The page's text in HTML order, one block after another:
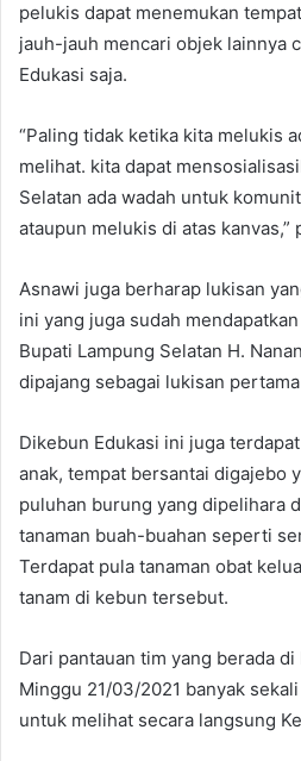
pelukis dapat menemukan
jauh-jauh mencari objek lainnya
Edukasi saja.
“Paling tidak ketika kita melukis
melihat. kita dapat
Selatan ada wadah untuk
ataupun melukis di atas kanvas,”
Asnawi juga berharap lukisan
ini yang juga sudah
Bupati Lampung Selatan H.
dipajang sebagai lukisan
Dikebun Edukasi ini juga
anak, tempat bersantai digajebo
puluhan burung yang dipelihara
tanaman buah-buahan seperti
Terdapat pula tanaman obat
tanam di kebun tersebut.
Dari pantauan tim yang berada
Minggu 21/03/2021 banyak
untuk melihat secara langsung